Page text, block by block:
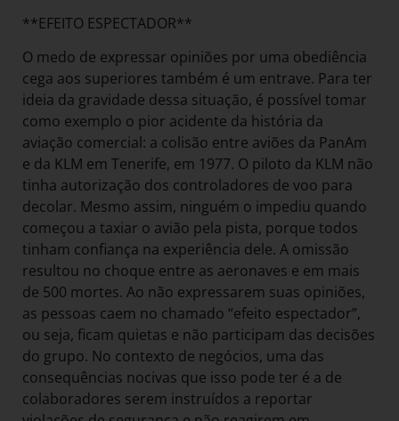
**EFEITO ESPECTADOR**
O medo de expressar opiniões por uma obediência
cega aos superiores também é um entrave. Para ter
ideia da gravidade dessa situação, é possível tomar
como exemplo o pior acidente da história da
aviação comercial: a colisão entre aviões da PanAm
e da KLM em Tenerife, em 1977. O piloto da KLM não
tinha autorização dos controladores de voo para
decolar. Mesmo assim, ninguém o impediu quando
começou a taxiar o avião pela pista, porque todos
tinham confiança na experiência dele. A omissão
resultou no choque entre as aeronaves e em mais
de 500 mortes. Ao não expressarem suas opiniões,
as pessoas caem no chamado “efeito espectador”,
ou seja, ficam quietas e não participam das decisões
do grupo. No contexto de negócios, uma das
consequências nocivas que isso pode ter é a de
colaboradores serem instruídos a reportar